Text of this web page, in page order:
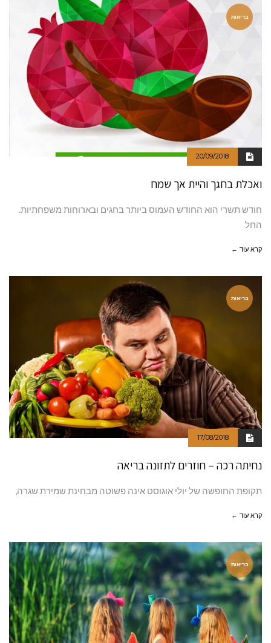
בריאות
20/09/2018
ואכלת בחגך והיית אך שמח
חודש תשרי הוא החודש העמוס ביותר בחגים ובארוחות משפחתיות.
החל
קרא עוד ←
בריאות
17/08/2018
נחיתה רכה – חוזרים לתזונה בריאה
תקופת החופשה של יולי אוגוסט אינה פשוטה מבחינת שמירת שגרה,
קרא עוד ←
בריאות